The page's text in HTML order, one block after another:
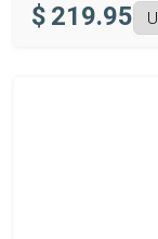
$ 219.95